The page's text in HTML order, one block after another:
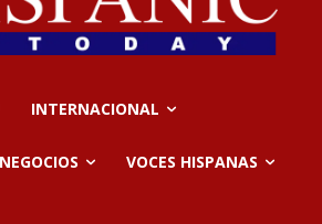
INTERNACIONAL
NEGOCIOS VOCES HISPANAS